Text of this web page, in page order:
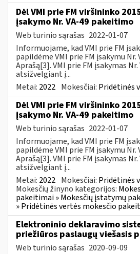
Dėl VMI prie FM viršininko
įsakymo Nr. VA-49 pakeitimo
Web turinio sąrašas 2022-01-07
Informuojame, kad VMI prie FM
papildėme VMI prie FM įsakymu Nr.
Aprašą[3]. VMI prie FM įsakymas
atsižvelgiant į...
Metai: 2022 Mokesčiai: Pridėtinės
Dėl VMI prie FM viršininko
įsakymo Nr. VA-49 pakeitimo
Web turinio sąrašas 2022-01-07
Informuojame, kad VMI prie FM
papildėme VMI prie FM įsakymu Nr.
Aprašą[3]. VMI prie FM įsakymas
atsižvelgiant į...
Metai: 2022 Mokesčiai: Pridėtinės
Mokesčių žinyno kategorijos:
pakeitimai » Mokesčių įstatymų
» Pridėtinės vertės mokesčio
Elektroninio deklaravimo
priežiūros paslaugų viešasis
Web turinio sąrašas 2020-09-09